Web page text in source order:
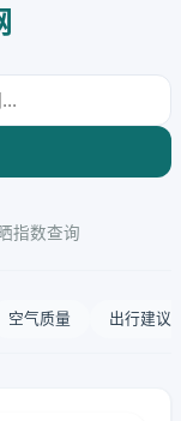
指数查询
空气质量 出行建议